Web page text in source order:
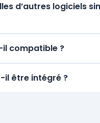
d’autres logiciels
il compatible ?
il être intégré ?